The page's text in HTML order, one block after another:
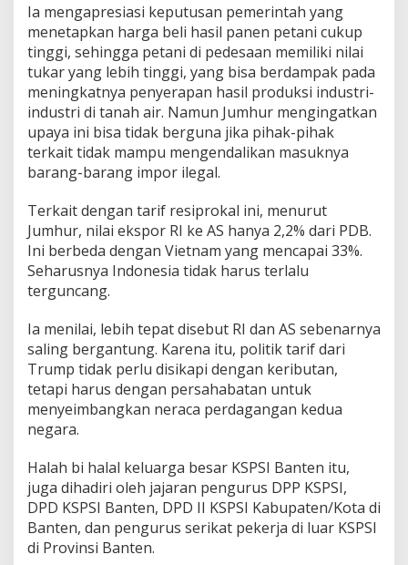
Ia mengapresiasi keputusan pemerintah yang
menetapkan harga beli hasil panen petani cukup
tinggi, sehingga petani di pedesaan memiliki nilai
tukar yang lebih tinggi, yang bisa berdampak pada
meningkatnya penyerapan hasil produksi industri-
industri di tanah air. Namun Jumhur mengingatkan
upaya ini bisa tidak berguna jika pihak-pihak
terkait tidak mampu mengendalikan masuknya
barang-barang impor ilegal.
Terkait dengan tarif resiprokal ini, menurut
Jumhur, nilai ekspor RI ke AS hanya 2,2% dari PDB.
Ini berbeda dengan Vietnam yang mencapai 33%.
Seharusnya Indonesia tidak harus terlalu
terguncang.
Ia menilai, lebih tepat disebut RI dan AS sebenarnya
saling bergantung. Karena itu, politik tarif dari
Trump tidak perlu disikapi dengan keributan,
tetapi harus dengan persahabatan untuk
menyeimbangkan neraca perdagangan kedua
negara.
Halah bi halal keluarga besar KSPSI Banten itu,
juga dihadiri oleh jajaran pengurus DPP KSPSI,
DPD KSPSI Banten, DPD II KSPSI Kabupaten/Kota di
Banten, dan pengurus serikat pekerja di luar KSPSI
di Provinsi Banten.